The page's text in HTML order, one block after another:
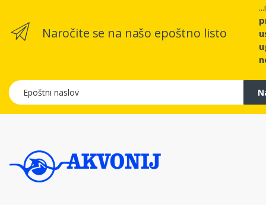
Naročite se na našo epoštno listo
Epoštni naslov